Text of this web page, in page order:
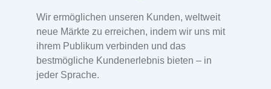
Wir ermöglichen unseren Kunden, weltweit
neue Märkte zu erreichen, indem wir uns mit
ihrem Publikum verbinden und das
bestmögliche Kundenerlebnis bieten – in
jeder Sprache.